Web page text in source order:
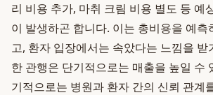
리 비용 추가, 마취 크림 비용 별도 등 예
이 발생하곤 합니다. 이는 총비용을 예측
고, 환자 입장에서는 속았다는 느낌을 받
한 관행은 단기적으로는 매출을 높일 수
기적으로는 병원과 환자 간의 신뢰 관계